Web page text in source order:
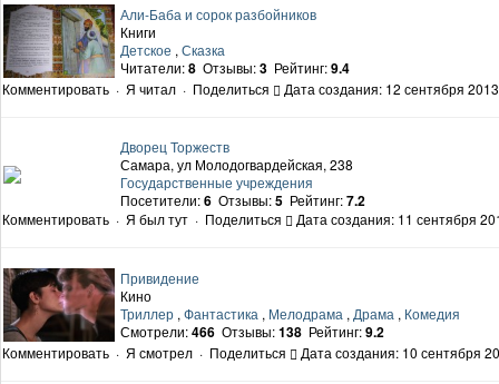
Али-Баба и сорок разбойников
Книги
Детское , Сказка
Читатели:8 Отзывы:3 Рейтинг:9.4
Комментировать · Я читал · Поделиться Дата создания: 12 сентября
Дворец Торжеств
Самара, ул Молодогвардейская, 238
Государственные учреждения
Посетители:6 Отзывы:5 Рейтинг:7.2
Комментировать · Я был тут · Поделиться Дата создания: 11 сентября
Привидение
Кино
Триллер , Фантастика , Мелодрама , Драма , Комедия
Смотрели:466 Отзывы:138 Рейтинг:9.2
Комментировать · Я смотрел · Поделиться Дата создания: 10 сентября